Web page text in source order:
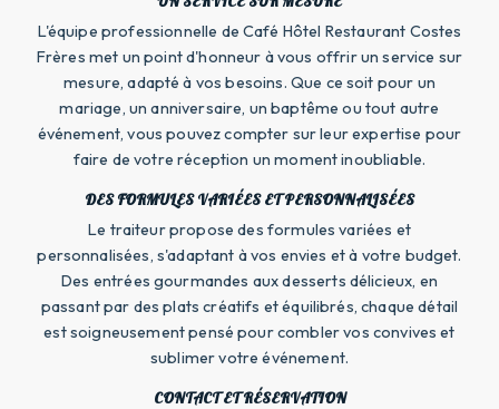
L'équipe professionnelle de Café Hôtel Restaurant Costes
Frères met un point d'honneur à vous offrir un service sur
mesure, adapté à vos besoins. Que ce soit pour un
mariage, un anniversaire, un baptême ou tout autre
événement, vous pouvez compter sur leur expertise pour
faire de votre réception un moment inoubliable.
DES FORMULES VARIÉES ET PERSONNALISÉES
Le traiteur propose des formules variées et
personnalisées, s'adaptant à vos envies et à votre budget.
Des entrées gourmandes aux desserts délicieux, en
passant par des plats créatifs et équilibrés, chaque détail
est soigneusement pensé pour combler vos convives et
sublimer votre événement.
CONTACT ET RÉSERVATION